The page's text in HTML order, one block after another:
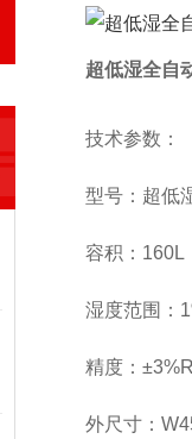
超低湿全自
技术参数：
型号：超低
容积：160L
湿度范围：
精度：
外尺寸：